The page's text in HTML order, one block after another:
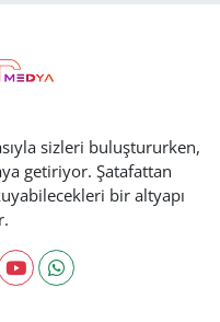
sizleri buluştururken,
getiriyor. Şatafattan
bir altyapı